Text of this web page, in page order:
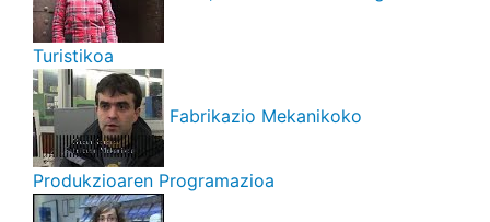
Turistikoa
Fabrikazio Mekanikoko
Produkzioaren Programazioa